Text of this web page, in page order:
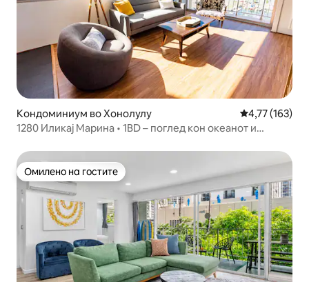
Кондоминиум во Хонолулу Просечна
4,77 (163)
1280 Иликај Марина • 1BD – поглед кон океанот и
Омилено на гостите
Омилено на гостите